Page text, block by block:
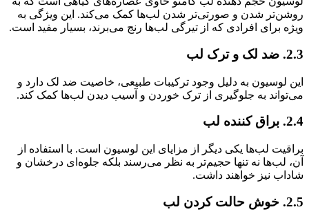
روشن‌تر شدن و صورتی‌تر شدن لب‌ها کمک می‌کند. این ویژگی به
ویژه برای افرادی که از تیرگی لب‌ها رنج می‌برند، بسیار مفید است.
2.3. ضد لک و ترک لب
این لوسیون به دلیل وجود ترکیبات طبیعی، خاصیت ضد لک دارد و
می‌تواند به جلوگیری از ترک خوردن و آسیب دیدن لب‌ها کمک کند.
2.4. براق کننده لب
براقیت لب‌ها یکی دیگر از مزایای این لوسیون است. با استفاده از
آن، لب‌ها نه تنها حجیم‌تر به نظر می‌رسند بلکه جلوه‌ای درخشان و
شاداب نیز خواهند داشت.
2.5. خوش حالت کردن لب